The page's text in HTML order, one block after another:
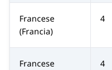
Francese
(Francia)
4
Francese
4